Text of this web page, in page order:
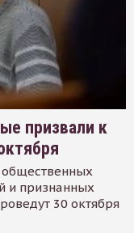
призвали к
общественных
и признанных
30 октября